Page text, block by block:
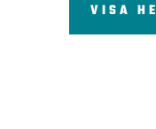
VISA